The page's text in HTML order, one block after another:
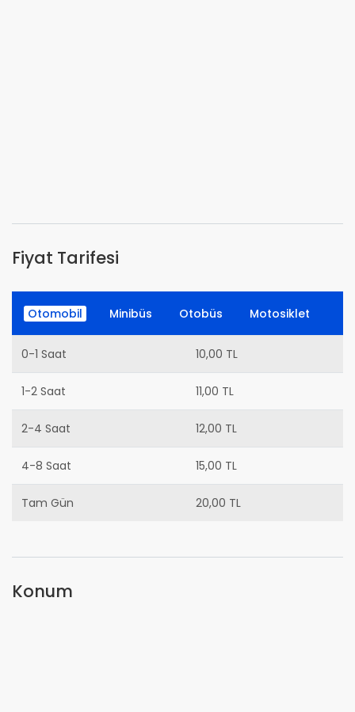
Fiyat Tarifesi
Otomobil Minibüs Otobüs Motosiklet
0-1 Saat 10,00 TL
1-2 Saat 11,00 TL
2-4 Saat 12,00 TL
4-8 Saat 15,00 TL
Tam Gün 20,00 TL
Konum